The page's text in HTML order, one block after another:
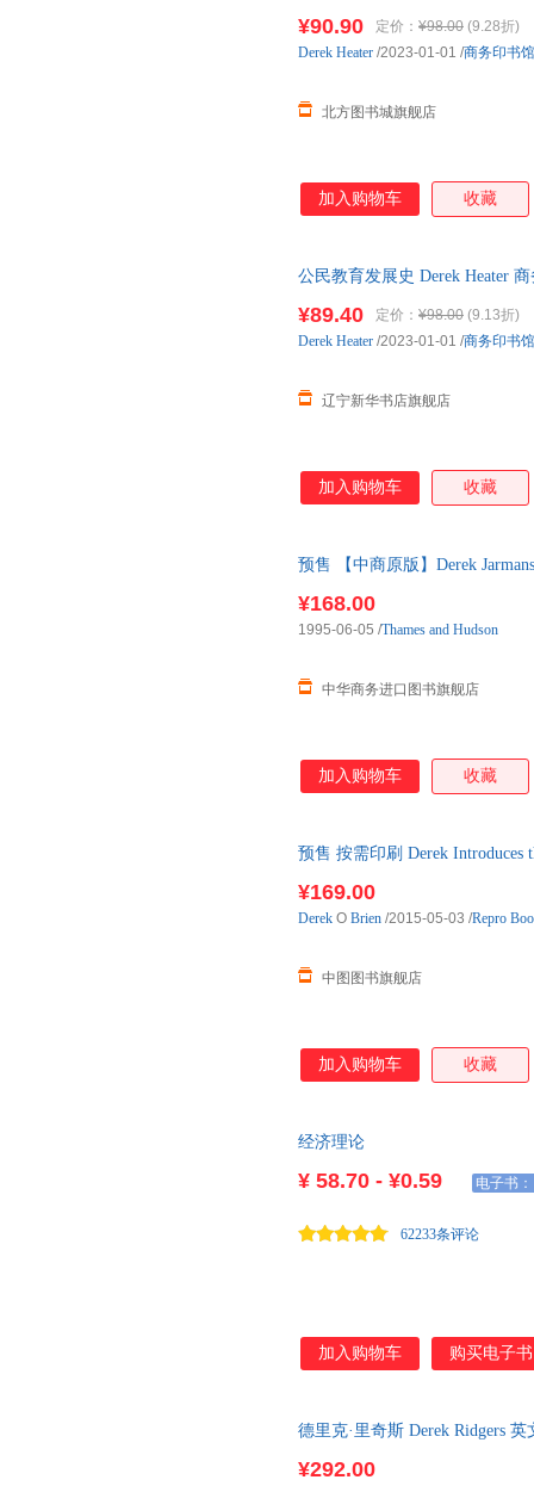
¥90.90 定价： ¥98.00 (9.28折)
北方图书城旗舰店
Derek Heater /2023-01-01 /商务印书馆
加入购物车 收藏
公民教育发展史 Derek Heater
¥89.40 定价： ¥98.00 (9.13折)
辽宁新华书店旗舰店
Derek Heater /2023-01-01 /商务印书馆
加入购物车 收藏
预售 【中商原版】Derek
¥168.00
中华商务进口图书旗舰店
1995-06-05 /Thames and Hudson
加入购物车 收藏
预售 按需印刷 Derek Introduces
¥169.00
中图图书旗舰店
Derek O Brien /2015-05-03 /Repro
加入购物车 收藏
经济理论
¥ 58.70 - ¥0.59 电子书：
62233条评论
加入购物车 购买电子书
德里克·里奇斯 Derek Ridgers
¥292.00